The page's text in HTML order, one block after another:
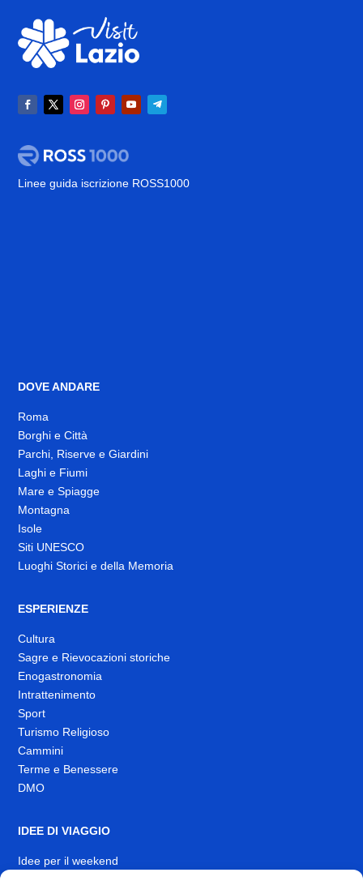
Linee guida iscrizione ROSS1000
DOVE ANDARE
Roma
Borghi e Città
Parchi, Riserve e Giardini
Laghi e Fiumi
Mare e Spiagge
Montagna
Isole
Siti UNESCO
Luoghi Storici e della Memoria
ESPERIENZE
Cultura
Sagre e Rievocazioni storiche
Enogastronomia
Intrattenimento
Sport
Turismo Religioso
Cammini
Terme e Benessere
DMO
IDEE DI VIAGGIO
Idee per il weekend